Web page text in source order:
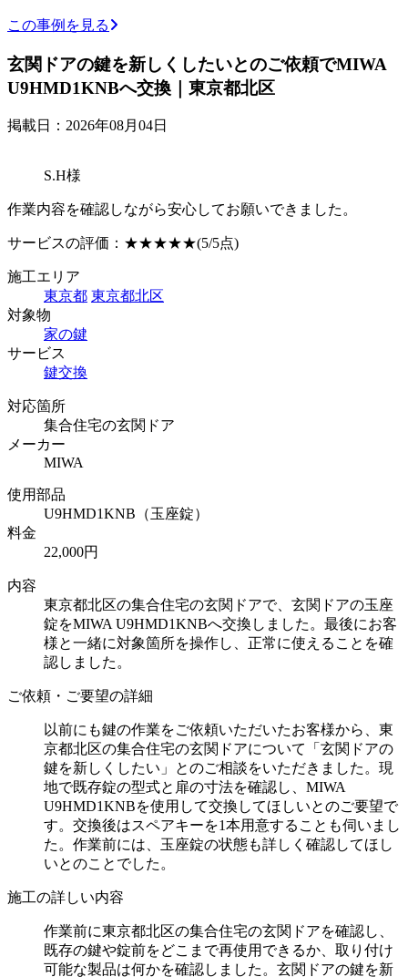
この事例を見る
玄関ドアの鍵を新しくしたいとのご依頼でMIWA
U9HMD1KNBへ交換｜東京都北区
掲載日：2026年08月04日
S.H様
作業内容を確認しながら安心してお願いできました。
サービスの評価： ★★★★★(5/5点)
施工エリア
東京都 東京都北区
対象物
家の鍵
サービス
鍵交換
対応箇所
集合住宅の玄関ドア
メーカー
MIWA
使用部品
U9HMD1KNB（玉座錠）
料金
22,000円
内容
東京都北区の集合住宅の玄関ドアで、玄関ドアの玉座
錠をMIWA U9HMD1KNBへ交換しました。最後にお客
様と一緒に対象箇所を操作し、正常に使えることを確
認しました。
ご依頼・ご要望の詳細
以前にも鍵の作業をご依頼いただいたお客様から、東
京都北区の集合住宅の玄関ドアについて「玄関ドアの
鍵を新しくしたい」とのご相談をいただきました。現
地で既存錠の型式と扉の寸法を確認し、MIWA
U9HMD1KNBを使用して交換してほしいとのご要望で
す。交換後はスペアキーを1本用意することも伺いまし
た。作業前には、玉座錠の状態も詳しく確認してほし
いとのことでした。
施工の詳しい内容
作業前に東京都北区の集合住宅の玄関ドアを確認し、
既存の鍵や錠前をどこまで再使用できるか、取り付け
可能な製品は何かを確認しました。玄関ドアの鍵を新